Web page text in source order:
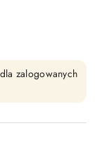
zalogowanych